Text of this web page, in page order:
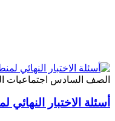
الصف السادس اجتماعيات
أسئلة الاختبار النهائي